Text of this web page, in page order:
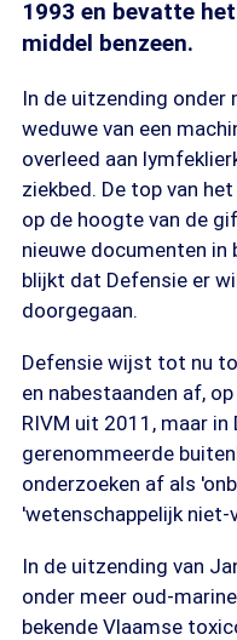
1993 en bevatte
middel benzeen.
In de uitzending onder
weduwe van een
overleed aan
ziekbed. De top van
op de hoogte van de
nieuwe documenten in
blijkt dat Defensie er
doorgegaan.
Defensie wijst tot nu
en nabestaanden af,
RIVM uit 2011, maar in
gerenommeerde
onderzoeken af als
'wetenschappelijk
In de uitzending van
onder meer oud-
bekende Vlaamse